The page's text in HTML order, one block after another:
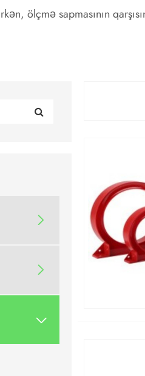
ölçmə sapmasının


